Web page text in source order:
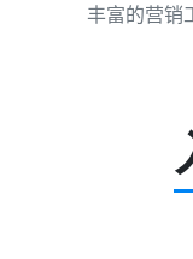
丰富的营销